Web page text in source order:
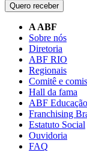
Quero receber
A ABF
Sobre nós
Diretoria
ABF RIO
Regionais
Comitê e
Hall da fama
ABF Educação
Franchising
Estatuto Social
Ouvidoria
FAQ